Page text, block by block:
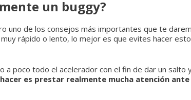
un buggy?
uno de los consejos más importantes que te
rápido o lento, lo mejor es que evites hacer
poco todo el acelerador con el fin de dar un salto
es prestar realmente mucha atención ante